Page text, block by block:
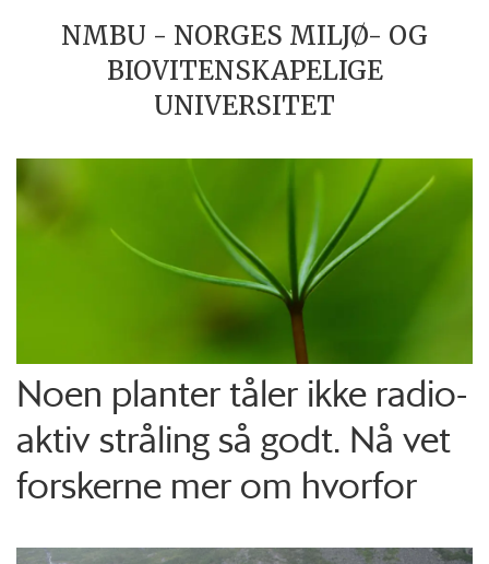
NMBU - NORGES MILJØ- OG
BIOVITENSKAPELIGE
UNIVERSITET
Noen planter tåler ikke radio­
aktiv stråling så godt. Nå vet
forskerne mer om hvorfor